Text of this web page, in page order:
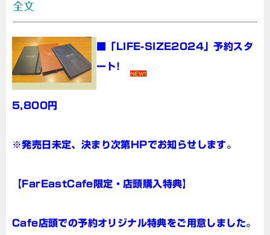
全文
■「LIFE-SIZE2024」予約スタ
ート!
5,800円
※発売日未定、決まり次第HPでお知らせします。
【FarEastCafe限定・店頭購入特典】
Cafe店頭での予約オリジナル特典をご用意しました。